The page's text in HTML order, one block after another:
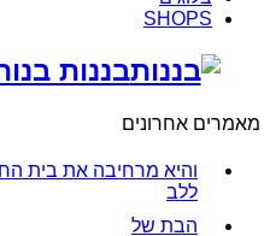
SHOPS
בננות
מאמרים אחרונים
והיא מרחיבה את בית
ללב
הבת של